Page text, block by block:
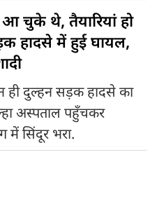
आ चुके थे, तैयारियां हो
हादसे में हुई घायल,
ही दुल्हन सड़क हादसे का
अस्पताल पहुँचकर
में सिंदूर भरा.